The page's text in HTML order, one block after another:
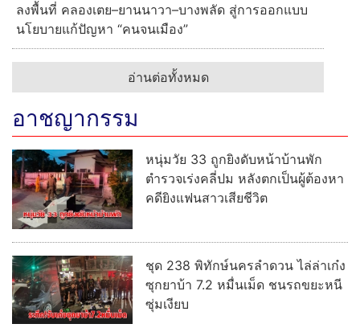
ลงพื้นที่ คลองเตย–ยานนาวา–บางพลัด สู่การออกแบบ
นโยบายแก้ปัญหา “คนจนเมือง”
อ่านต่อทั้งหมด
อาชญากรรม
หนุ่มวัย 33 ถูกยิงดับหน้าบ้านพัก
ตำรวจเร่งคลี่ปม หลังตกเป็นผู้ต้องหา
คดียิงแฟนสาวเสียชีวิต
ชุด 238 พิทักษ์นครลำดวน ไล่ล่าเก๋ง
ซุกยาบ้า 7.2 หมื่นเม็ด ชนรถขยะหนี
ซุ่มเงียบ